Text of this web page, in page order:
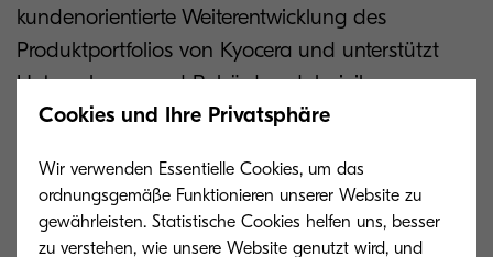
kundenorientierte Weiterentwicklung des
Produktportfolios von Kyocera und unterstützt
Unternehmen und Behörden dabei, ihre
Dokumentenprozesse zu optimieren und zu
„Unsere ECOSYS-Drucker und -
Multifunktionssysteme bieten umfangreiche
Cookies und Ihre Privatsphäre
Wir verwenden Essentielle Cookies, um das
ordnungsgemäße Funktionieren unserer Website zu
gewährleisten. Statistische Cookies helfen uns, besser
zu verstehen, wie unsere Website genutzt wird, und